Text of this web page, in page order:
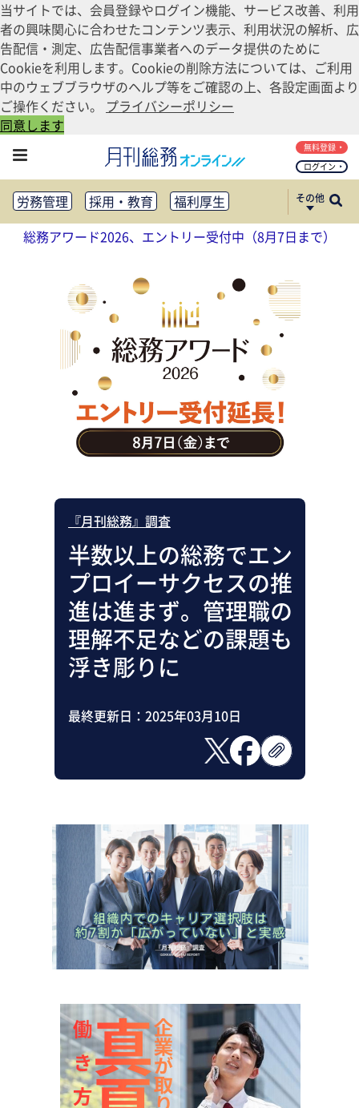
当サイトでは、会員登録やログイン機能、サービス改善、利用
者の興味関心に合わせたコンテンツ表示、利用状況の解析、広
告配信・測定、広告配信事業者へのデータ提供のために
Cookieを利用します。Cookieの削除方法については、ご利用
中のウェブブラウザのヘルプ等をご確認の上、各設定画面より
ご操作ください。 プライバシーポリシー
同意します
ログイン
無料登録
労務管理 採用・教育
福利厚生
健康経営
働き方改革
法務・コンプライアンス
リスクマネジメント・BCP
社外・社内広報
社外・社内コミュニケーション活性化
FM・オフィス移転
CSR・SDGs
テクノロジー活用・DX
助成金・補助金・コスト削減
アウトソーシング・BPO
調査・レポート
その他
総務アワード2026、エントリー受付中（8月7日まで）
『月刊総務』調査
半数以上の総務でエン
プロイーサクセスの推
進は進まず。管理職の
理解不足などの課題も
浮き彫りに
最終更新日： 2025年03月10日